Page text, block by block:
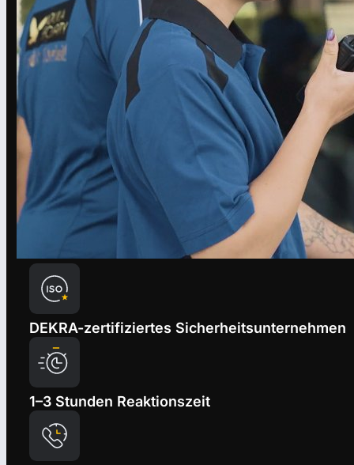
DEKRA-zertifiziertes Sicherheitsunternehmen
1–3 Stunden Reaktionszeit